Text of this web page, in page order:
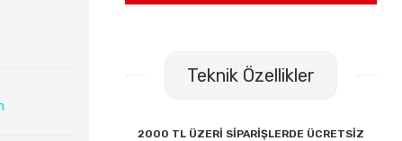
Teknik Özellikler
2000 TL ÜZERİ SİPARİŞLERDE ÜCRETSİZ